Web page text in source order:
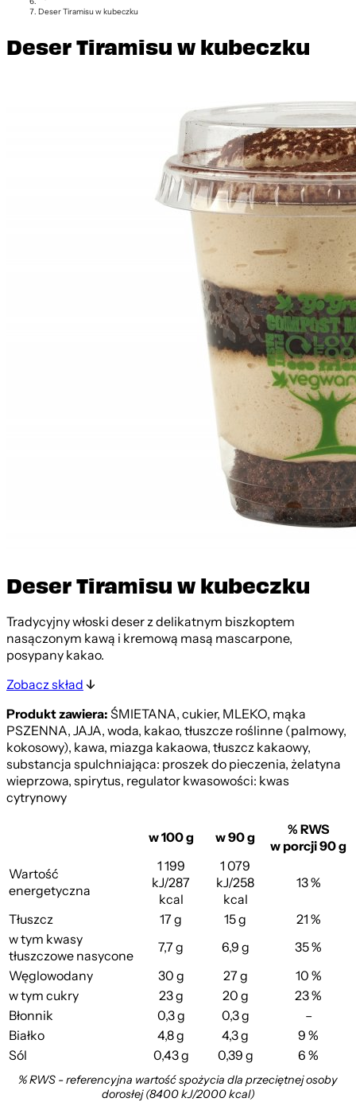
Deser Tiramisu w kubeczku
Deser Tiramisu w kubeczku
Deser Tiramisu w kubeczku
Tradycyjny włoski deser z delikatnym biszkoptem
nasączonym kawą i kremową masą mascarpone,
posypany kakao.
Zobacz skład
Produkt zawiera:ŚMIETANA, cukier, MLEKO, mąka
PSZENNA, JAJA, woda, kakao, tłuszcze roślinne (palmowy,
kokosowy), kawa, miazga kakaowa, tłuszcz kakaowy,
substancja spulchniająca: proszek do pieczenia, żelatyna
wieprzowa, spirytus, regulator kwasowości: kwas
cytrynowy
w 100 g w 90 g
% RWS
w porcji 90 g
Wartość
energetyczna
1 199
kJ/287
kcal
1 079
kJ/258
kcal
13 %
Tłuszcz 17 g 15 g
21 %
w tym kwasy
tłuszczowe nasycone
7,7 g 6,9 g
35 %
Węglowodany
30 g 27 g
10 %
w tym cukry
23 g 20 g
23 %
Błonnik
0,3 g 0,3 g
–
Białko
4,8 g 4,3 g
9 %
Sól
0,43 g 0,39 g 6 %
% RWS - referencyjna wartość spożycia dla przeciętnej osoby
dorosłej (8400 kJ/2000 kcal)